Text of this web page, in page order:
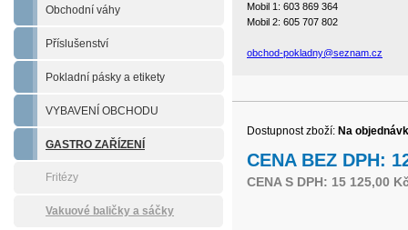
Obchodní váhy
Příslušenství
Pokladní pásky a etikety
VYBAVENÍ OBCHODU
GASTRO ZAŘÍZENÍ
Fritézy
Vakuové baličky a sáčky
Mobil 1: 603 869 364
Mobil 2: 605 707 802
obchod-pokladny@seznam.cz
Dostupnost zboží: Na
CENA BEZ DPH:
CENA S DPH: 15 125,00